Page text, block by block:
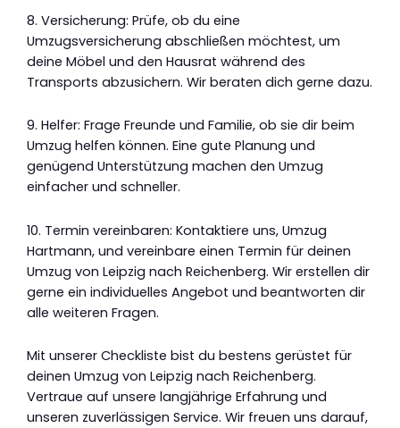
8. Versicherung: Prüfe, ob du eine
Umzugsversicherung abschließen möchtest, um
deine Möbel und den Hausrat während des
Transports abzusichern. Wir beraten dich gerne dazu.
9. Helfer: Frage Freunde und Familie, ob sie dir beim
Umzug helfen können. Eine gute Planung und
genügend Unterstützung machen den Umzug
einfacher und schneller.
10. Termin vereinbaren: Kontaktiere uns, Umzug
Hartmann, und vereinbare einen Termin für deinen
Umzug von Leipzig nach Reichenberg. Wir erstellen dir
gerne ein individuelles Angebot und beantworten dir
alle weiteren Fragen.
Mit unserer Checkliste bist du bestens gerüstet für
deinen Umzug von Leipzig nach Reichenberg.
Vertraue auf unsere langjährige Erfahrung und
unseren zuverlässigen Service. Wir freuen uns darauf,